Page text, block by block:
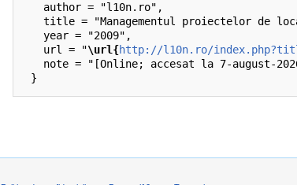
   url = "
\url{http://l10n.ro/